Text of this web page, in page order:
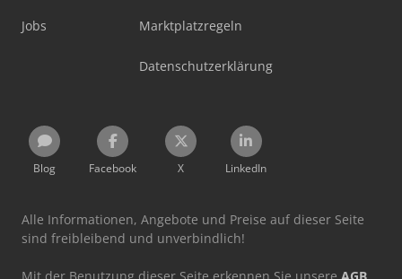
Jobs Marktplatzregeln
Datenschutzerklärung
Blog Facebook X LinkedIn
Alle Informationen, Angebote und Preise auf dieser Seite
sind freibleibend und unverbindlich!
Mit der Benutzung dieser Seite erkennen Sie unsere AGB